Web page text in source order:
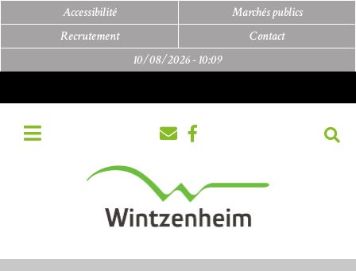
Accessibilité
Marchés publics
Recrutement
Contact
10/08/2026 -10:09